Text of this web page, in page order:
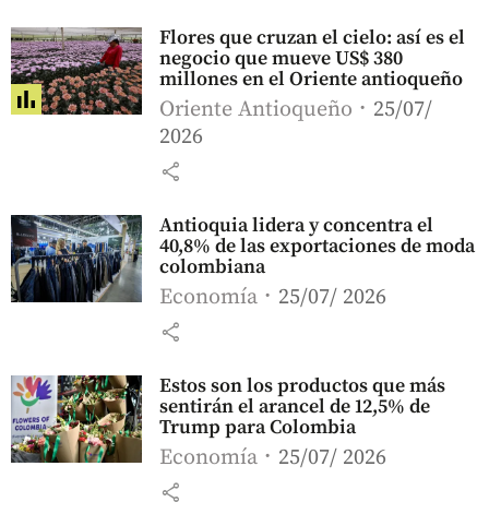
Flores que cruzan el cielo: así es el
negocio que mueve US$ 380
millones en el Oriente antioqueño
Oriente Antioqueño
25/07/
2026
share
Antioquia lidera y concentra el
40,8% de las exportaciones de moda
colombiana
Economía 25/07/ 2026
share
Estos son los productos que más
sentirán el arancel de 12,5% de
Trump para Colombia
Economía 25/07/ 2026
share